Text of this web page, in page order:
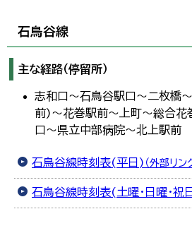
石鳥谷線
主な経路（停留所）
志和口～石鳥谷駅口～二枚橋
前)～花巻駅前～上町～総合花
口～県立中部病院～北上駅前
石鳥谷線時刻表(平日) （外部リン
石鳥谷線時刻表(土曜・日曜・祝